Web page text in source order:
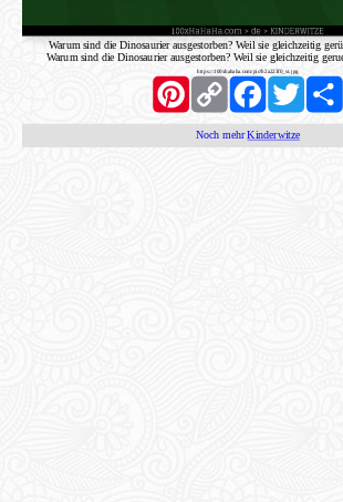
Warum sind die Dinosaurier ausgestorben? Weil sie gleichzeitig
Warum sind die Dinosaurier ausgestorben? Weil sie gleichzeitig
https://100xhahaha.com/pic!b2a223f0_st.jpg
PinterestCopy
Link
FacebookTwitter
Noch mehrKinderwitze